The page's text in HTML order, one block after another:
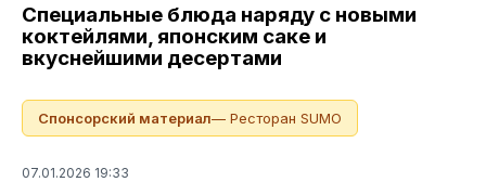
Специальные блюда наряду с новыми
коктейлями, японским саке и
вкуснейшими десертами
Спонсорский материал— Ресторан SUMO
07.01.2026 19:33